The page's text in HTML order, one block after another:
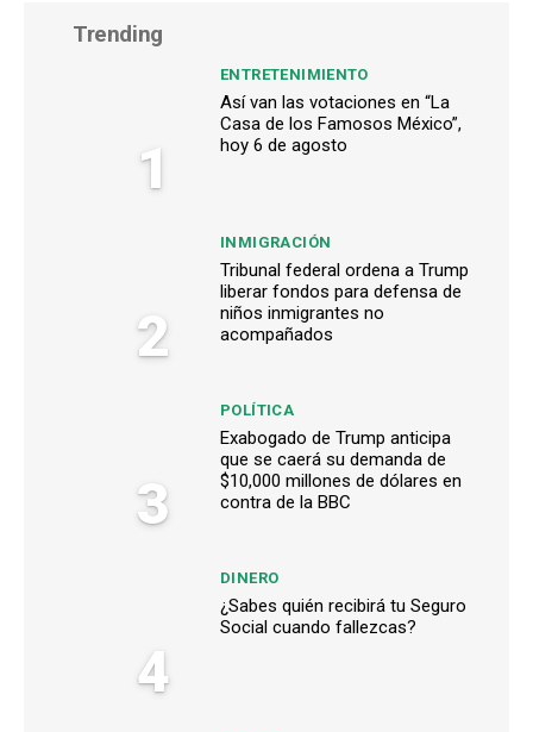
Trending
1
ENTRETENIMIENTO
Así van las votaciones en “La
Casa de los Famosos México”,
hoy 6 de agosto
2
INMIGRACIÓN
Tribunal federal ordena a Trump
liberar fondos para defensa de
niños inmigrantes no
acompañados
3
POLÍTICA
Exabogado de Trump anticipa
que se caerá su demanda de
$10,000 millones de dólares en
contra de la BBC
4
DINERO
¿Sabes quién recibirá tu Seguro
Social cuando fallezcas?